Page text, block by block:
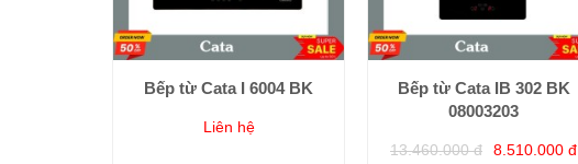
Bếp từ Cata I 6004 BK
Liên hệ
Bếp từ Cata IB 302 BK
08003203
13.460.000 đ 8.510.000 đ